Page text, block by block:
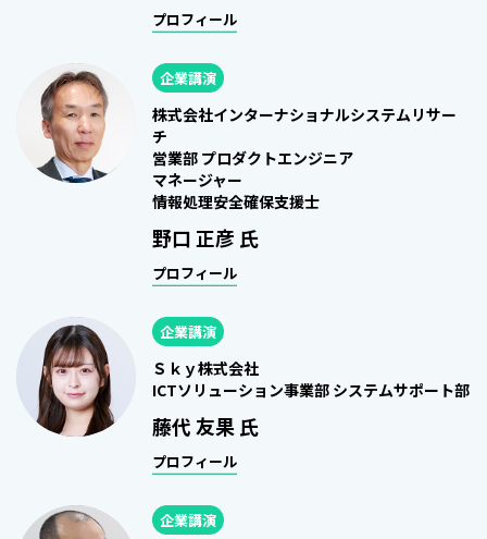
プロフィール
企業講演
株式会社インターナショナルシステムリサー
チ
営業部 プロダクトエンジニア
マネージャー
情報処理安全確保支援士
野口 正彦 氏
プロフィール
企業講演
Ｓｋｙ株式会社
ICTソリューション事業部 システムサポート部
藤代 友果 氏
プロフィール
企業講演